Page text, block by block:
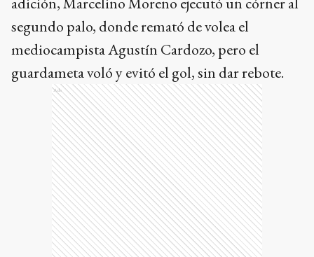
segundo palo, donde remató de volea el
mediocampista Agustín Cardozo, pero el
guardameta voló y evitó el gol, sin dar rebote.
Ads